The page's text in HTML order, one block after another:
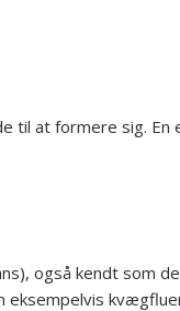
til at formere sig. En
også kendt som